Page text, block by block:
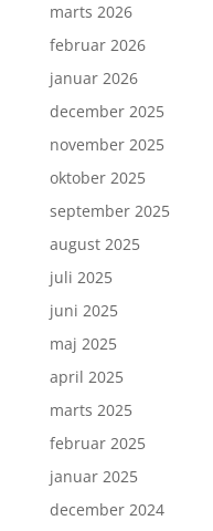
marts 2026
februar 2026
januar 2026
december 2025
november 2025
oktober 2025
september 2025
august 2025
juli 2025
juni 2025
maj 2025
april 2025
marts 2025
februar 2025
januar 2025
december 2024